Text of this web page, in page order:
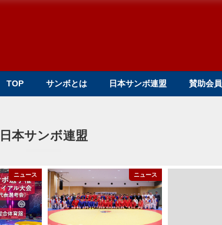
TOP サンボとは 日本サンボ連盟 賛助会員
日本サンボ連盟
ニュース ニュース